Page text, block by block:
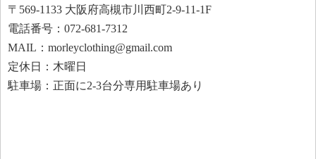
〒569-1133 大阪府高槻市川西町2-9-11-1F
電話番号：072-681-7312
MAIL：morleyclothing@gmail.com
定休日：木曜日
駐車場：正面に2-3台分専用駐車場あり